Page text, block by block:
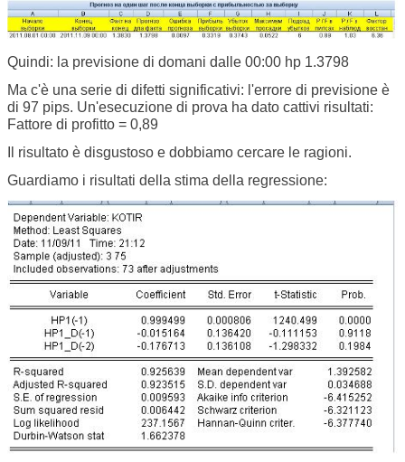
Quindi: la previsione di domani dalle 00:00 hp 1.3798
Ma c'è una serie di difetti significativi: l'errore di previsione è
di 97 pips. Un'esecuzione di prova ha dato cattivi risultati:
Fattore di profitto = 0,89
Il risultato è disgustoso e dobbiamo cercare le ragioni.
Guardiamo i risultati della stima della regressione: